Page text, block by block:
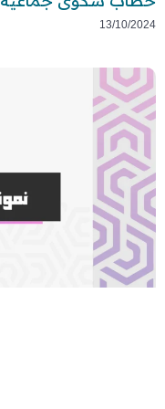
13/10/2024